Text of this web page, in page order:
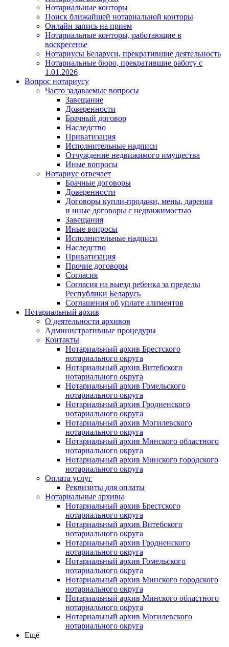
Нотариальные конторы
Поиск ближайшей нотариальной конторы
Онлайн запись на прием
Нотариальные конторы, работающие в
воскресенье
Нотариусы Беларуси, прекратившие деятельность
Нотариальные бюро, прекратившие работу с
1.01.2026
Вопрос нотариусу
Часто задаваемые вопросы
Завещание
Доверенности
Брачный договор
Наследство
Приватизация
Исполнительные надписи
Отчуждение недвижимого имущества
Иные вопросы
Нотариус отвечает
Брачные договоры
Доверенности
Договоры купли-продажи, мены, дарения
и иные договоры с недвижимостью
Завещания
Иные вопросы
Исполнительные надписи
Наследство
Приватизация
Прочие договоры
Согласия
Согласия на выезд ребенка за пределы
Республики Беларусь
Соглашения об уплате алиментов
Нотариальный архив
О деятельности архивов
Административные процедуры
Контакты
Нотариальный архив Брестского
нотариального округа
Нотариальный архив Витебского
нотариального округа
Нотариальный архив Гомельского
нотариального округа
Нотариальный архив Гродненского
нотариального округа
Нотариальный архив Могилевского
нотариального округа
Нотариальный архив Минского областного
нотариального округа
Нотариальный архив Минского городского
нотариального округа
Оплата услуг
Реквизиты для оплаты
Нотариальные архивы
Нотариальный архив Брестского
нотариального округа
Нотариальный архив Витебского
нотариального округа
Нотариальный архив Гродненского
нотариального округа
Нотариальный архив Гомельского
нотариального округа
Нотариальный архив Минского городского
нотариального округа
Нотариальный архив Минского областного
нотариального округа
Нотариальный архив Могилевского
нотариального округа
Ещё